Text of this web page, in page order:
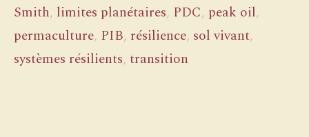
Smith, limites planétaires, PDC, peak oil,
permaculture, PIB, résilience, sol vivant,
systèmes résilients, transition